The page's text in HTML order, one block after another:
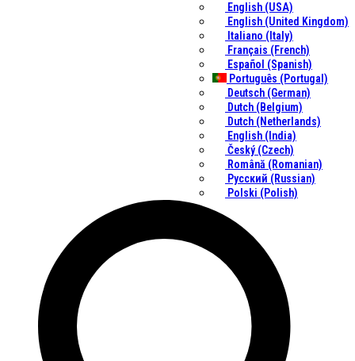
English (USA)
English (United Kingdom)
Italiano (Italy)
Français (French)
Español (Spanish)
Português (Portugal)
Deutsch (German)
Dutch (Belgium)
Dutch (Netherlands)
English (India)
Český (Czech)
Română (Romanian)
Русский (Russian)
Polski (Polish)